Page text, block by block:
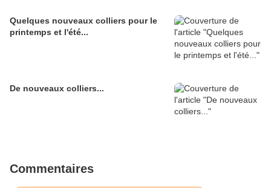
Quelques nouveaux colliers pour le
printemps et l'été...
De nouveaux colliers...
Commentaires